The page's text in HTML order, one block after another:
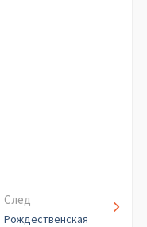
След
Рождественская